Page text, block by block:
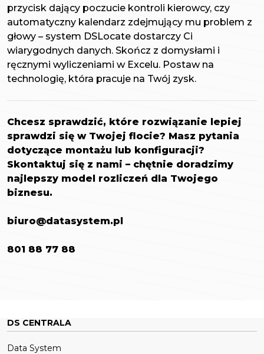
przycisk dający poczucie kontroli kierowcy, czy
automatyczny kalendarz zdejmujący mu problem z
głowy – system DSLocate dostarczy Ci
wiarygodnych danych. Skończ z domysłami i
ręcznymi wyliczeniami w Excelu. Postaw na
technologię, która pracuje na Twój zysk.
Chcesz sprawdzić, które rozwiązanie lepiej
sprawdzi się w Twojej flocie? Masz pytania
dotyczące montażu lub konfiguracji?
Skontaktuj się z nami – chętnie doradzimy
najlepszy model rozliczeń dla Twojego
biznesu.
biuro@datasystem.pl
801 88 77 88
DS CENTRALA
Data System